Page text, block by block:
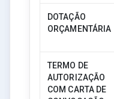
DOTAÇÃO
ORÇAMENTÁRIA
TERMO DE
AUTORIZAÇÃO
COM CARTA DE